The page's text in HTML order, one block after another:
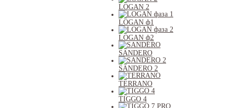
LOGAN 2
LOGAN ф1
LOGAN ф2
SANDERO
SANDERO 2
TERRANO
TIGGO 4